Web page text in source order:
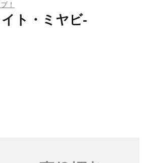
！
ト・ミヤビ-